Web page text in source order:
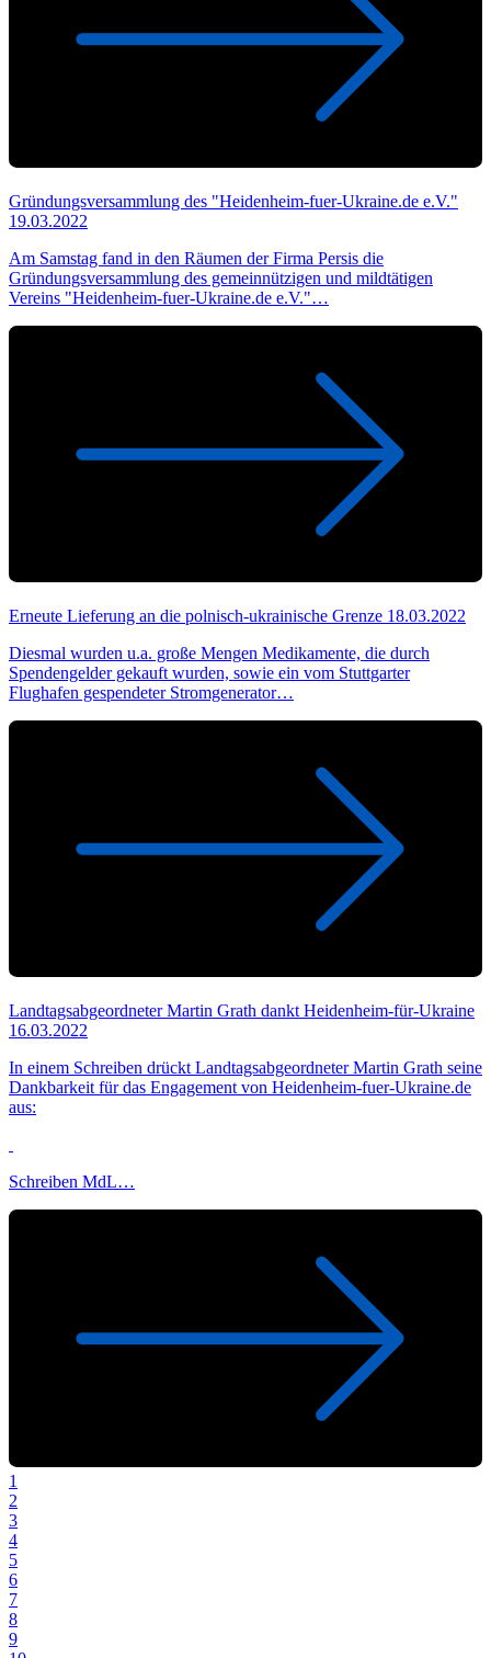
Gründungsversammlung des "Heidenheim-fuer-Ukraine.de e.V."
19.03.2022
Am Samstag fand in den Räumen der Firma Persis die
Gründungsversammlung des gemeinnützigen und mildtätigen
Vereins "Heidenheim-fuer-Ukraine.de e.V."…
Erneute Lieferung an die polnisch-ukrainische Grenze 18.03.2022
Diesmal wurden u.a. große Mengen Medikamente, die durch
Spendengelder gekauft wurden, sowie ein vom Stuttgarter
Flughafen gespendeter Stromgenerator…
Landtagsabgeordneter Martin Grath dankt Heidenheim-für-Ukraine
16.03.2022
In einem Schreiben drückt Landtagsabgeordneter Martin Grath seine
Dankbarkeit für das Engagement von Heidenheim-fuer-Ukraine.de
aus:
Schreiben MdL…
1
2
3
4
5
6
7
8
9